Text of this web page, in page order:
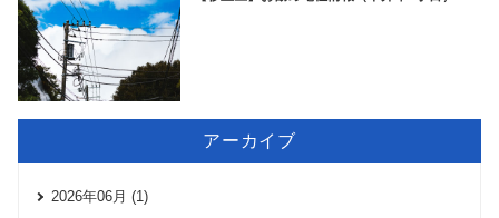
アーカイブ
2026年06月 (1)